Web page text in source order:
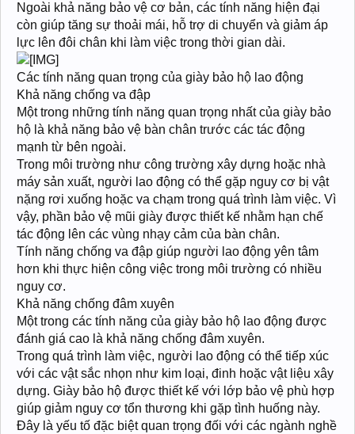
Ngoài khả năng bảo vệ cơ bản, các tính năng hiện đại
còn giúp tăng sự thoải mái, hỗ trợ di chuyển và giảm áp
lực lên đôi chân khi làm việc trong thời gian dài.
Các tính năng quan trọng của giày bảo hộ lao động
Khả năng chống va đập
Một trong những tính năng quan trọng nhất của giày bảo
hộ là khả năng bảo vệ bàn chân trước các tác động
mạnh từ bên ngoài.
Trong môi trường như công trường xây dựng hoặc nhà
máy sản xuất, người lao động có thể gặp nguy cơ bị vật
nặng rơi xuống hoặc va chạm trong quá trình làm việc. Vì
vậy, phần bảo vệ mũi giày được thiết kế nhằm hạn chế
tác động lên các vùng nhạy cảm của bàn chân.
Tính năng chống va đập giúp người lao động yên tâm
hơn khi thực hiện công việc trong môi trường có nhiều
nguy cơ.
Khả năng chống đâm xuyên
Một trong các tính năng của giày bảo hộ lao động được
đánh giá cao là khả năng chống đâm xuyên.
Trong quá trình làm việc, người lao động có thể tiếp xúc
với các vật sắc nhọn như kim loại, đinh hoặc vật liệu xây
dựng. Giày bảo hộ được thiết kế với lớp bảo vệ phù hợp
giúp giảm nguy cơ tổn thương khi gặp tình huống này.
Đây là yếu tố đặc biệt quan trọng đối với các ngành nghề